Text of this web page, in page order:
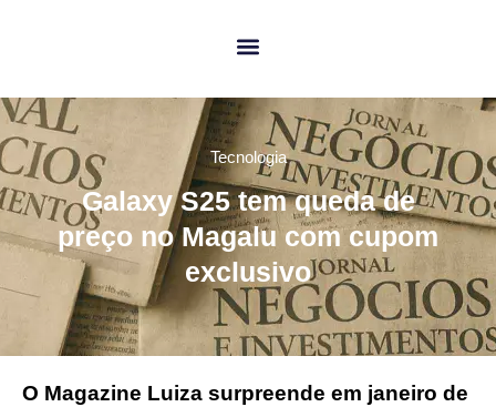
Tecnologia
Galaxy S25 tem queda de
preço no Magalu com cupom
exclusivo
O Magazine Luiza surpreende em janeiro de